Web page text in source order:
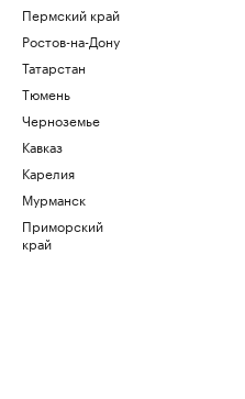
Пермский край
Ростов-на-Дону
Татарстан
Тюмень
Черноземье
Кавказ
Карелия
Мурманск
Приморский
край